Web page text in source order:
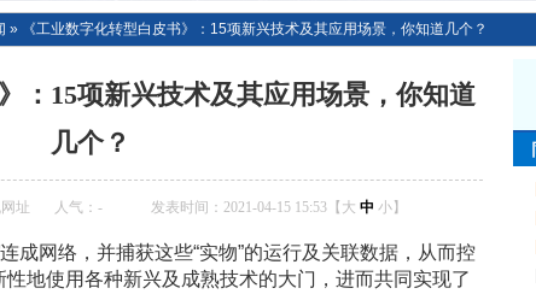
» 《工业数字化转型白皮书》：15项新兴技术及其应用场景，你知道几个？
：15项新兴技术及其应用场景，你知道
几个？
址 人气： - 发表时间：2021-04-15 15:53【 大 中 小】
成网络，并捕获这些“实物”的运行及关联数据，从而控
地使用各种新兴及成熟技术的大门，进而共同实现了